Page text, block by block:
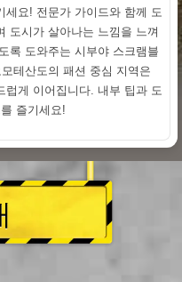
세요! 전문가 가이드와 함께 도
도시가 살아나는 느낌을 느껴
록 도와주는 시부야 스크램블
테산도의 패션 중심 지역은
게 이어집니다. 내부 팁과 도
즐기세요!